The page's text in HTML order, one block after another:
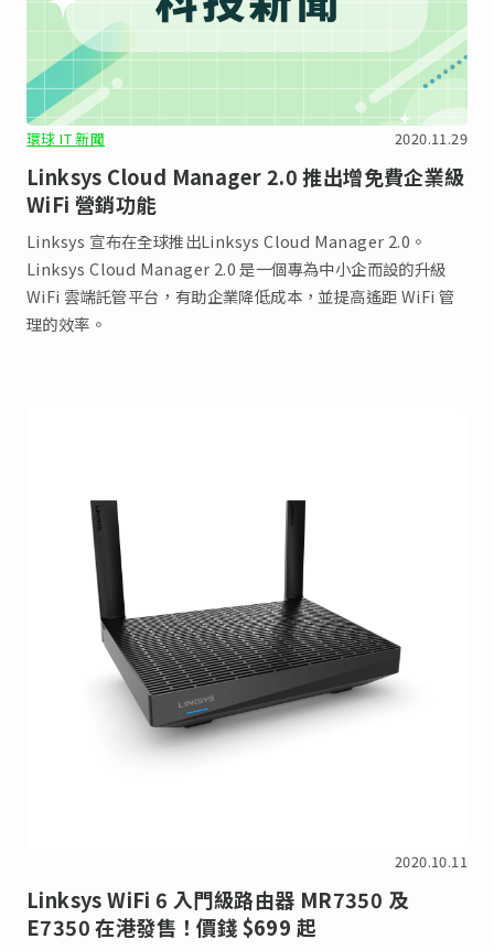
環球 IT 新聞 2020.11.29
Linksys Cloud Manager 2.0 推出增免費企業級
WiFi 營銷功能
Linksys 宣布在全球推出Linksys Cloud Manager 2.0。
Linksys Cloud Manager 2.0 是一個專為中小企而設的升級
WiFi 雲端託管平台，有助企業降低成本，並提高遙距 WiFi 管
理的效率。
2020.10.11
Linksys WiFi 6 入門級路由器 MR7350 及
E7350 在港發售！價錢 $699 起